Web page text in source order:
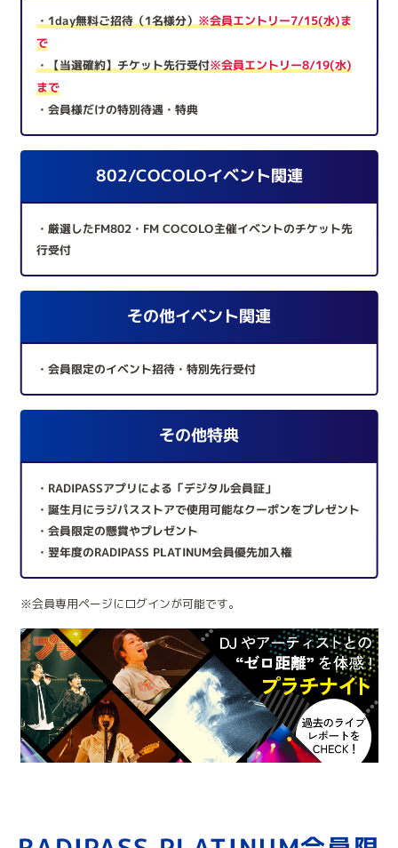
・1day無料ご招待（1名様分）※会員エントリー7/15(水)ま
で
・【当選確約】チケット先行受付※会員エントリー8/19(水)
まで
・会員様だけの特別待遇・特典
802/COCOLOイベント関連
・厳選したFM802・FM COCOLO主催イベントのチケット先
行受付
その他イベント関連
・会員限定のイベント招待・特別先行受付
その他特典
・RADIPASSアプリによる「デジタル会員証」
・誕生月にラジパスストアで使用可能なクーポンをプレゼント
・会員限定の懸賞やプレゼント
・翌年度のRADIPASS PLATINUM会員優先加入権
※会員専用ページにログインが可能です。